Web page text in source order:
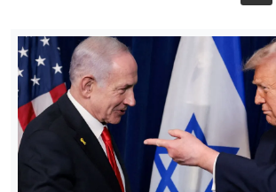
هل يعود صاحب "الحذاء الأخضر" من
إيفرست بعد 30 عاماً على وفاته؟
"العدل الأمريكي" بيد محامي ترمب
"الوفي"
كيف حوّل ترامب الفيفا إلى ساحة معركة